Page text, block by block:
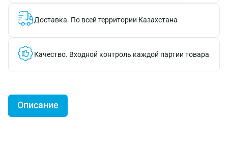
Доставка. По всей территории Казахстана
Качество. Входной контроль каждой партии товара
Описание